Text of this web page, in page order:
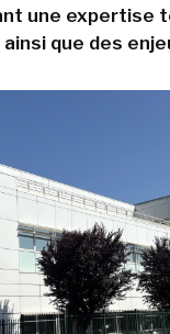
une expertise
que des